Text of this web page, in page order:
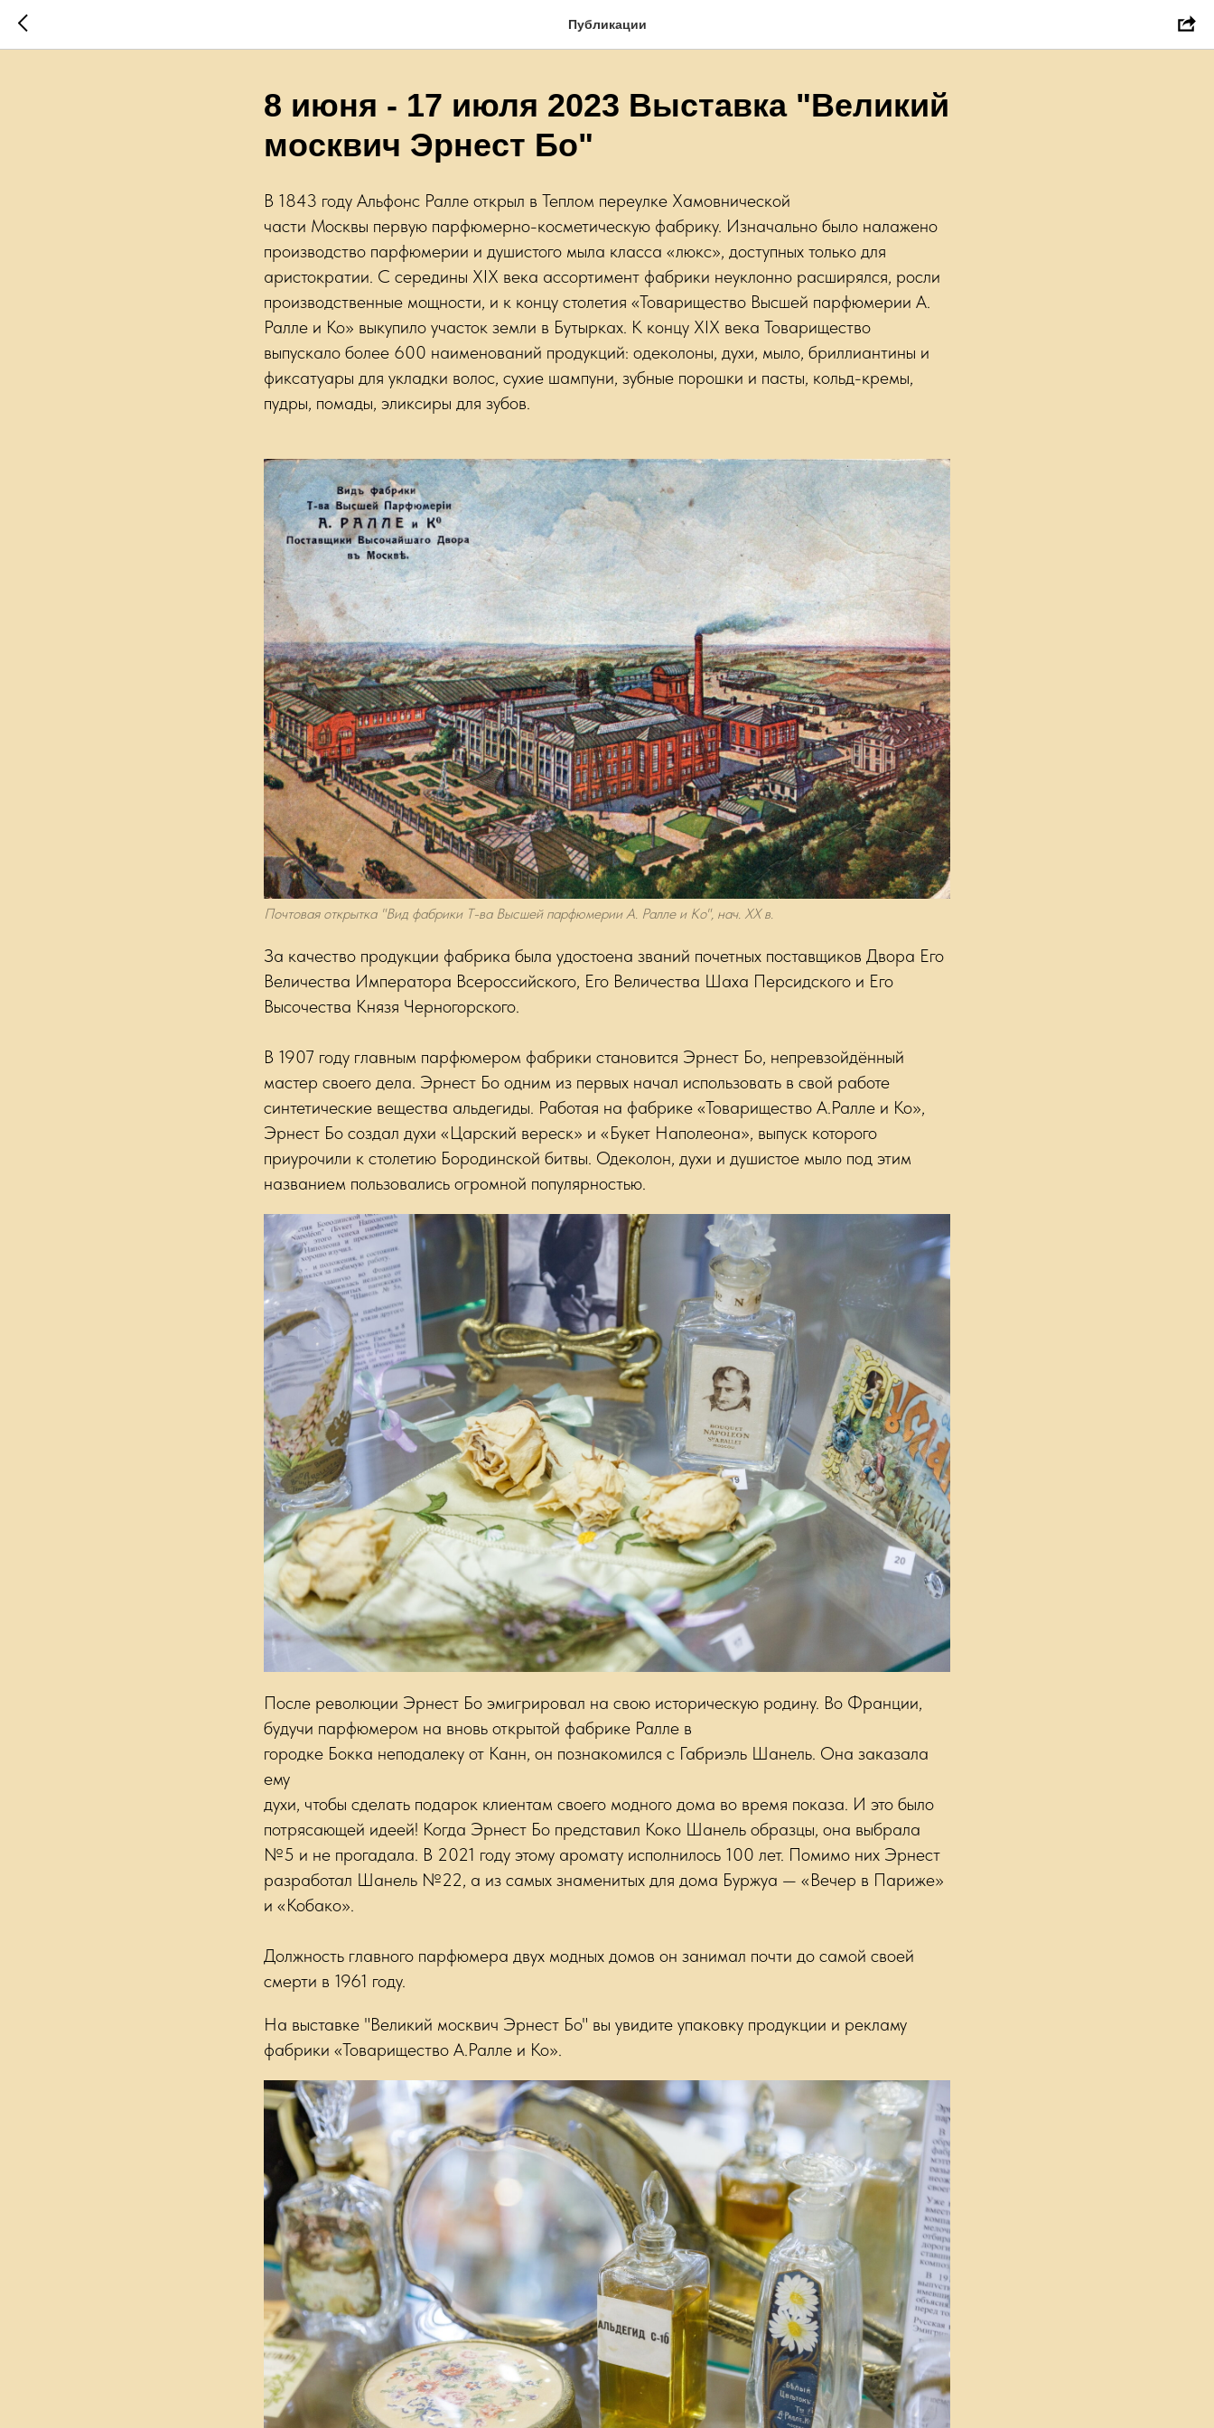
Публикации
8 июня - 17 июля 2023 Выставка "Великий
москвич Эрнест Бо"
В 1843 году Альфонс Ралле открыл в Теплом переулке Хамовнической
части Москвы первую парфюмерно-косметическую фабрику. Изначально было налажено
производство парфюмерии и душистого мыла класса «люкс», доступных только для
аристократии. С середины XIX века ассортимент фабрики неуклонно расширялся, росли
производственные мощности, и к концу столетия «Товарищество Высшей парфюмерии А.
Ралле и Ко» выкупило участок земли в Бутырках. К концу XIX века Товарищество
выпускало более 600 наименований продукций: одеколоны, духи, мыло, бриллиантины и
фиксатуары для укладки волос, сухие шампуни, зубные порошки и пасты, кольд-кремы,
пудры, помады, эликсиры для зубов.
Почтовая открытка "Вид фабрики Т-ва Высшей парфюмерии А. Ралле и Ко", нач. XX в.
За качество продукции фабрика была удостоена званий почетных поставщиков Двора Его
Величества Императора Всероссийского, Его Величества Шаха Персидского и Его
Высочества Князя Черногорского.
В 1907 году главным парфюмером фабрики становится Эрнест Бо, непревзойдённый
мастер своего дела. Эрнест Бо одним из первых начал использовать в свой работе
синтетические вещества альдегиды. Работая на фабрике «Товарищество А.Ралле и Ко»,
Эрнест Бо создал духи «Царский вереск» и «Букет Наполеона», выпуск которого
приурочили к столетию Бородинской битвы. Одеколон, духи и душистое мыло под этим
названием пользовались огромной популярностью.
После революции Эрнест Бо эмигрировал на свою историческую родину. Во Франции,
будучи парфюмером на вновь открытой фабрике Ралле в
городке Бокка неподалеку от Канн, он познакомился с Габриэль Шанель. Она заказала
ему
духи, чтобы сделать подарок клиентам своего модного дома во время показа. И это было
потрясающей идеей! Когда Эрнест Бо представил Коко Шанель образцы, она выбрала
№5 и не прогадала. В 2021 году этому аромату исполнилось 100 лет. Помимо них Эрнест
разработал Шанель №22, а из самых знаменитых для дома Буржуа — «Вечер в Париже»
и «Кобако».
Должность главного парфюмера двух модных домов он занимал почти до самой своей
смерти в 1961 году.
На выставке "Великий москвич Эрнест Бо" вы увидите упаковку продукции и рекламу
фабрики «Товарищество А.Ралле и Ко».